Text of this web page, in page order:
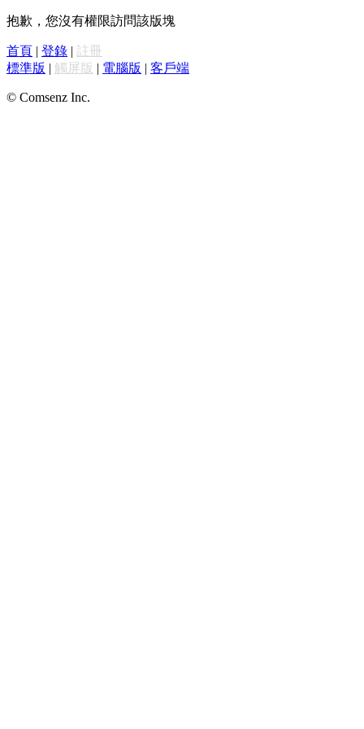
抱歉，您沒有權限訪問該版塊
首頁 | 登錄 | 註冊
標準版 | 觸屏版 | 電腦版 | 客戶端
© Comsenz Inc.